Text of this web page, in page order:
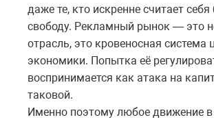
даже те, кто искренне считает
свободу. Рекламный рынок — это
отрасль, это кровеносная система
экономики. Попытка её
воспринимается как атака на
таковой.
Именно поэтому любое движение в